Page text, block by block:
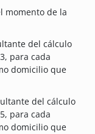
momento de la
del cálculo
para cada
domicilio que
del cálculo
para cada
domicilio que